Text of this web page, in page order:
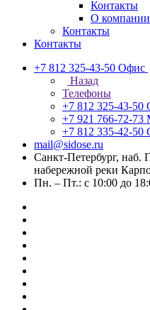
Контакты
О компании
Контакты
Контакты
+7 812 325-43-50 Офис
Назад
Телефоны
+7 812 325-43-50
+7 921 766-72-73
+7 812 335-42-50
mail@sidose.ru
Санкт-Петербург, наб.
набережной реки
Пн. – Пт.: с 10:00 до